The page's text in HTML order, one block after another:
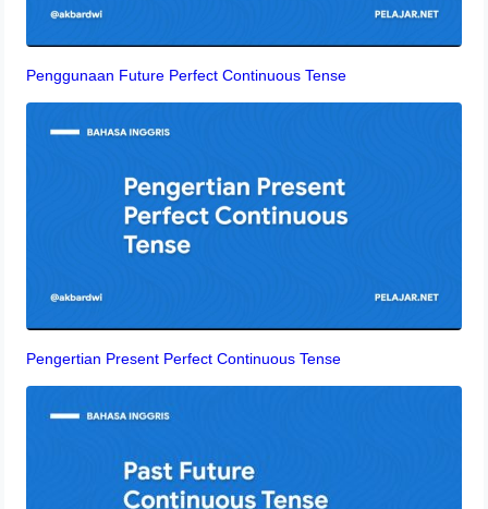
Penggunaan Future Perfect Continuous Tense
Pengertian Present Perfect Continuous Tense